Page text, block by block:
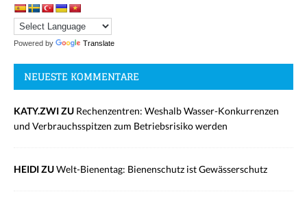
Powered by Translate
NEUESTE KOMMENTARE
KATY.ZWI ZU Rechenzentren: Weshalb Wasser-Konkurrenzen
und Verbrauchsspitzen zum Betriebsrisiko werden
HEIDI ZUWelt-Bienentag: Bienenschutz ist Gewässerschutz